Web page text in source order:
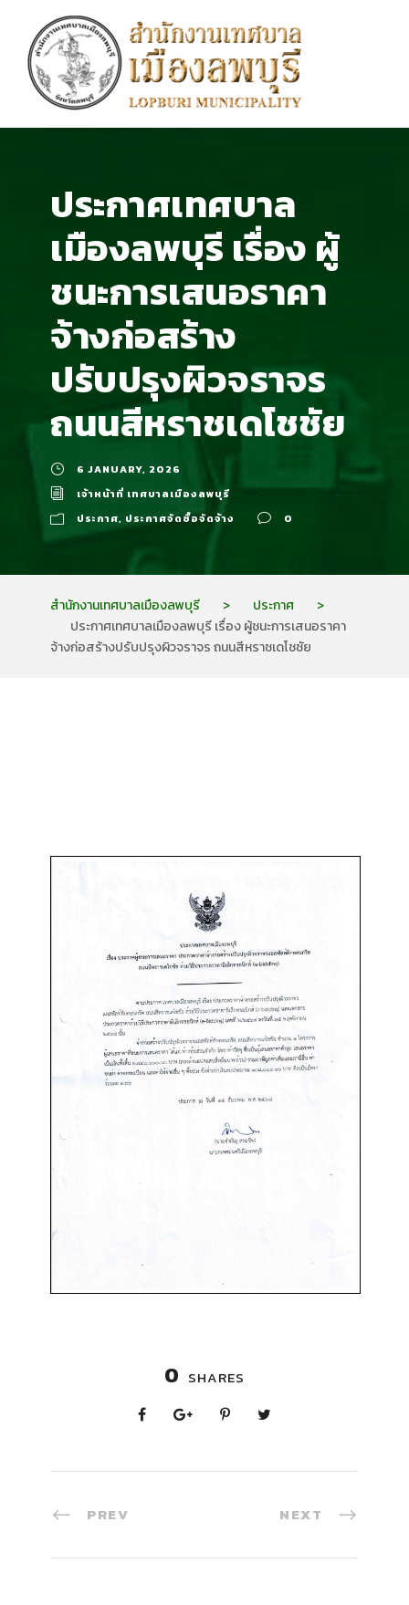
ประกาศเทศบาล
เมืองลพบุรี เรื่อง ผู้
ชนะการเสนอราคา
จ้างก่อสร้าง
ปรับปรุงผิวจราจร
ถนนสีหราชเดโชชัย
6 JANUARY, 2026
เจ้าหน้าที่ เทศบาลเมืองลพบุรี
ประกาศ, ประกาศจัดซื้อจัดจ้าง 0
สำนักงานเทศบาลเมืองลพบุรี > ประกาศ
>
ประกาศเทศบาลเมืองลพบุรี เรื่อง ผู้ชนะการเสนอราคา
จ้างก่อสร้างปรับปรุงผิวจราจร ถนนสีหราชเดโชชัย
0 SHARES
PREV NEXT